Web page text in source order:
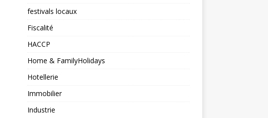
festivals locaux
Fiscalité
HACCP
Home & FamilyHolidays
Hotellerie
Immobilier
Industrie